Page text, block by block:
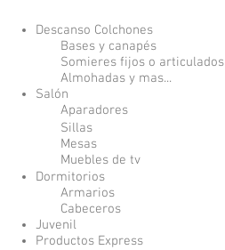
Descanso Colchones
Bases y canapés
Somieres fijos o articulados
Almohadas y mas...
Salón
Aparadores
Sillas
Mesas
Muebles de tv
Dormitorios
Armarios
Cabeceros
Juvenil
Productos Express